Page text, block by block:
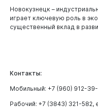
Новокузнецк –
играет ключевую роль в
существенный вклад в
Контакты:
Мобильный: +7 (960) 912-
Рабочий: +7 (3843) 321-582,